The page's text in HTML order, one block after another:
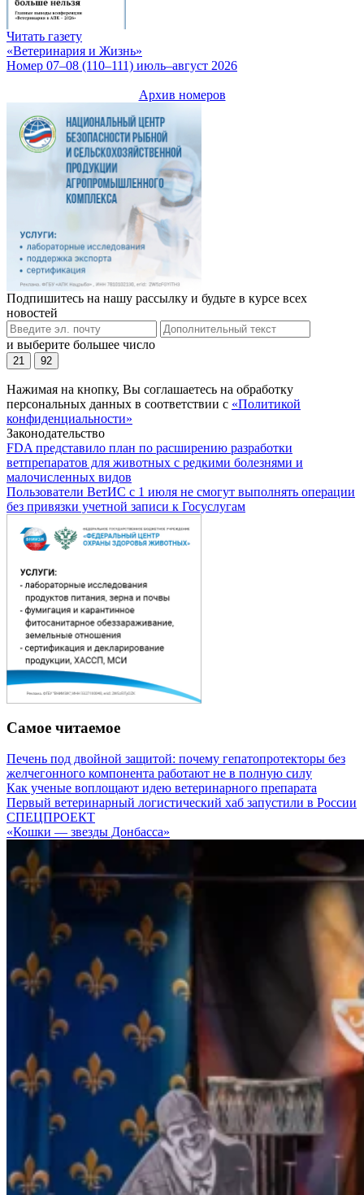
Читать газету
«Ветеринария и Жизнь»
Номер 07–08 (110–111) июль–август 2026
Архив номеров
Подпишитесь на нашу рассылку и будьте в курсе всех
новостей
и выберите большее число
21 92
Нажимая на кнопку, Вы соглашаетесь на обработку
персональных данных в соответствии с «Политикой
конфиденциальности»
Законодательство
FDA представило план по расширению разработки
ветпрепаратов для животных с редкими болезнями и
малочисленных видов
Пользователи ВетИС с 1 июля не смогут выполнять операции
без привязки учетной записи к Госуслугам
Самое читаемое
Печень под двойной защитой: почему гепатопротекторы без
желчегонного компонента работают не в полную силу
Как ученые воплощают идею ветеринарного препарата
Первый ветеринарный логистический хаб запустили в России
СПЕЦПРОЕКТ
«Кошки — звезды Донбасса»